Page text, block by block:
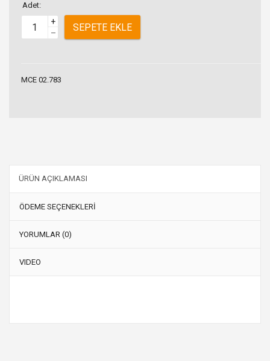
Adet:
+
–
SEPETE EKLE
MCE 02.783
ÜRÜN AÇIKLAMASI
ÖDEME SEÇENEKLERİ
YORUMLAR (0)
VIDEO